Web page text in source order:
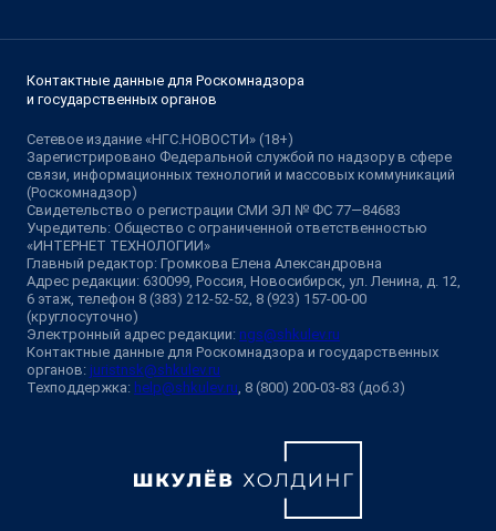
Контактные данные для Роскомнадзора
и государственных органов
Сетевое издание «НГС.НОВОСТИ» (18+)
Зарегистрировано Федеральной службой по надзору в сфере
связи, информационных технологий и массовых коммуникаций
(Роскомнадзор)
Свидетельство о регистрации СМИ ЭЛ № ФС 77—84683
Учредитель: Общество с ограниченной ответственностью
«ИНТЕРНЕТ ТЕХНОЛОГИИ»
Главный редактор: Громкова Елена Александровна
Адрес редакции: 630099, Россия, Новосибирск, ул. Ленина, д. 12,
6 этаж, телефон 8 (383) 212-52-52, 8 (923) 157-00-00
(круглосуточно)
Электронный адрес редакции: ngs@shkulev.ru
Контактные данные для Роскомнадзора и государственных
органов: juristnsk@shkulev.ru
Техподдержка: help@shkulev.ru, 8 (800) 200-03-83 (доб.3)